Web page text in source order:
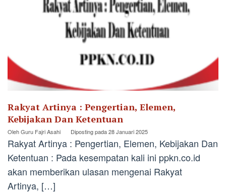
Rakyat Artinya : Pengertian, Elemen,
Kebijakan Dan Ketentuan
OlehGuru Fajri Asahi Diposting pada28 Januari 2025
Rakyat Artinya : Pengertian, Elemen, Kebijakan Dan
Ketentuan : Pada kesempatan kali ini ppkn.co.id
akan memberikan ulasan mengenai Rakyat
Artinya, […]